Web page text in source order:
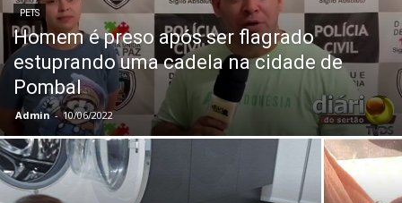
PETS
Homem é preso após ser flagrado
estuprando uma cadela na cidade de
Pombal
Admin - 10/06/2022